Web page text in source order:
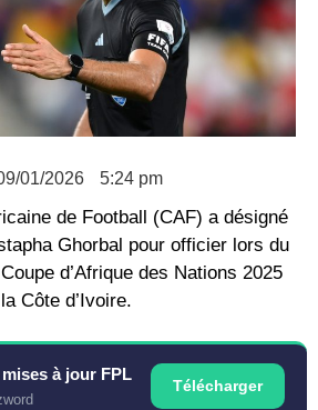
01/2026 5:24 pm
de Football (CAF) a désigné
Ghorbal pour officier lors du
d’Afrique des Nations 2025
Côte d’Ivoire.
à jour FPL
Télécharger